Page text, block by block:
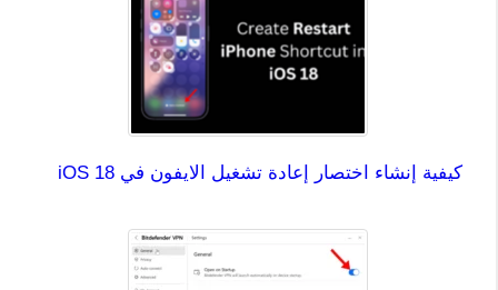
كيفية إنشاء اختصار إعادة تشغيل الايفون في iOS 18